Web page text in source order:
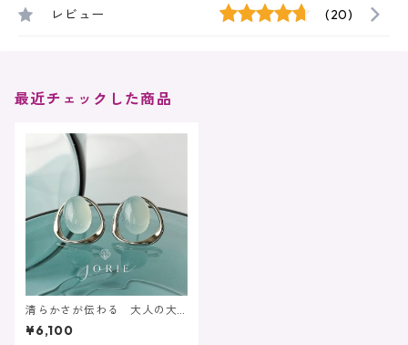
レビュー (20)
最近チェックした商品
清らかさが伝わる 大人の大
ぶり耳飾り 大粒シーブルー
カルセドニーピアス イヤリ
¥6,100